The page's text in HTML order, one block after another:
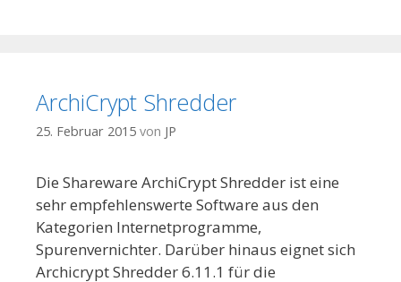
ArchiCrypt Shredder
25. Februar 2015 von JP
Die Shareware ArchiCrypt Shredder ist eine
sehr empfehlenswerte Software aus den
Kategorien Internetprogramme,
Spurenvernichter. Darüber hinaus eignet sich
Archicrypt Shredder 6.11.1 für die